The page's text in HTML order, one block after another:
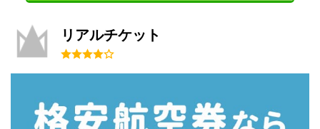
リアルチケット